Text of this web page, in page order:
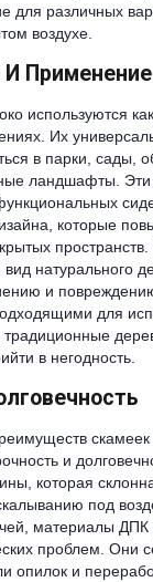
для различных
воздухе.
И Применение
используются
Их
в парки, сады,
ландшафты. Эти
которые
натурального
и
для
традиционные
в негодность.
скамеек
и
которая
под
материалы ДПК
проблем. Они
опилок и